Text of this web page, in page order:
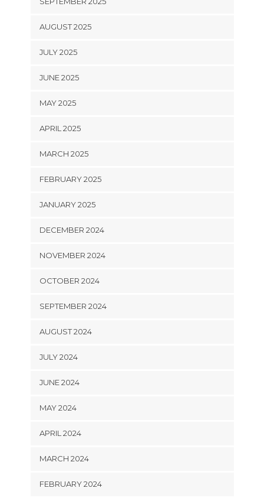
AUGUST 2025
JULY 2025
JUNE 2025
MAY 2025
APRIL 2025
MARCH 2025
FEBRUARY 2025
JANUARY 2025
DECEMBER 2024
NOVEMBER 2024
OCTOBER 2024
SEPTEMBER 2024
AUGUST 2024
JULY 2024
JUNE 2024
MAY 2024
APRIL 2024
MARCH 2024
FEBRUARY 2024